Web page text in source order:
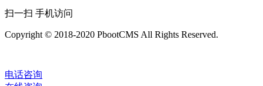
扫一扫 手机访问
Copyright © 2018-2020 PbootCMS All Rights Reserved.
电话咨询